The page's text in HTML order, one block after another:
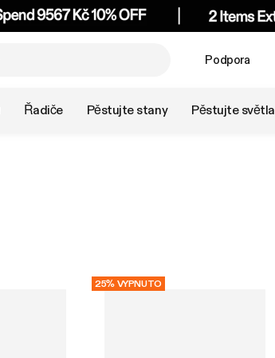
Podpora
Řadiče Pěstujte stany Pěstujte světla
25% VYPNUTO